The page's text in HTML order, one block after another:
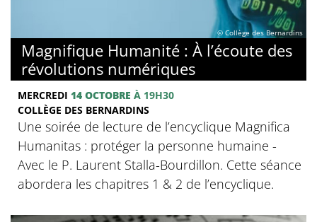
© Collège des Bernardins
Magnifique Humanité : À l’écoute des
révolutions numériques
MERCREDI 14 OCTOBRE À 19H30
COLLÈGE DES BERNARDINS
Une soirée de lecture de l’encyclique Magnifica
Humanitas : protéger la personne humaine -
Avec le P. Laurent Stalla-Bourdillon. Cette séance
abordera les chapitres 1 & 2 de l’encyclique.